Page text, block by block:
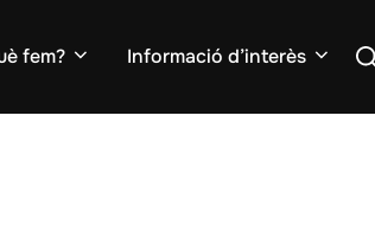
fem? Informació d’interès